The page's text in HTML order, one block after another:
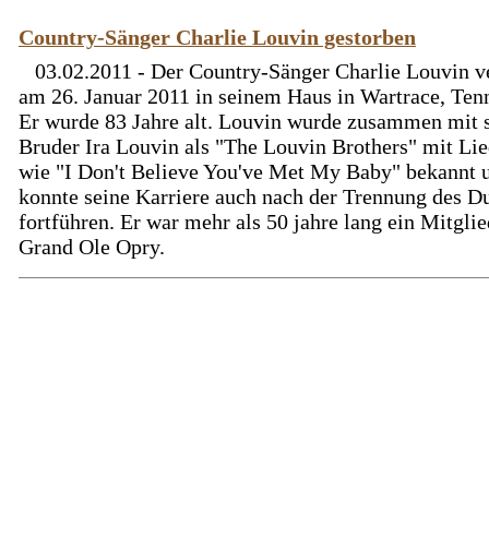
Country-Sänger Charlie Louvin gestorben
03.02.2011 - Der Country-Sänger Charlie Louvin
am 26. Januar 2011 in seinem Haus in Wartrace,
Er wurde 83 Jahre alt. Louvin wurde zusammen mit
Bruder Ira Louvin als "The Louvin Brothers" mit
wie "I Don't Believe You've Met My Baby" bekannt
konnte seine Karriere auch nach der Trennung des
fortführen. Er war mehr als 50 jahre lang ein
Grand Ole Opry.